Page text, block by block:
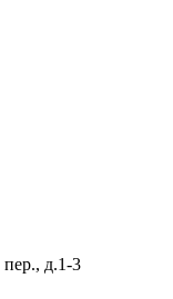
пер., д.1-3